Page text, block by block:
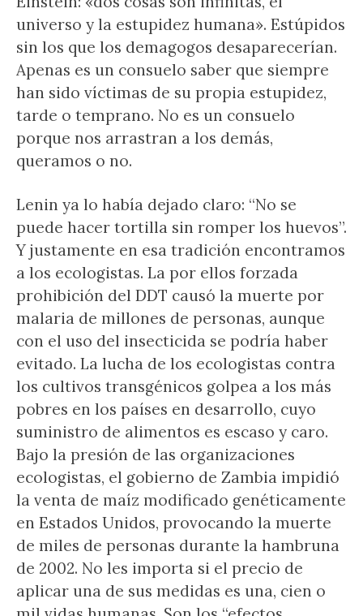
universo y la estupidez humana». Estúpidos
sin los que los demagogos desaparecerían.
Apenas es un consuelo saber que siempre
han sido víctimas de su propia estupidez,
tarde o temprano. No es un consuelo
porque nos arrastran a los demás,
queramos o no.
Lenin ya lo había dejado claro: “No se
puede hacer tortilla sin romper los huevos”.
Y justamente en esa tradición encontramos
a los ecologistas. La por ellos forzada
prohibición del DDT causó la muerte por
malaria de millones de personas, aunque
con el uso del insecticida se podría haber
evitado. La lucha de los ecologistas contra
los cultivos transgénicos golpea a los más
pobres en los países en desarrollo, cuyo
suministro de alimentos es escaso y caro.
Bajo la presión de las organizaciones
ecologistas, el gobierno de Zambia impidió
la venta de maíz modificado genéticamente
en Estados Unidos, provocando la muerte
de miles de personas durante la hambruna
de 2002. No les importa si el precio de
aplicar una de sus medidas es una, cien o